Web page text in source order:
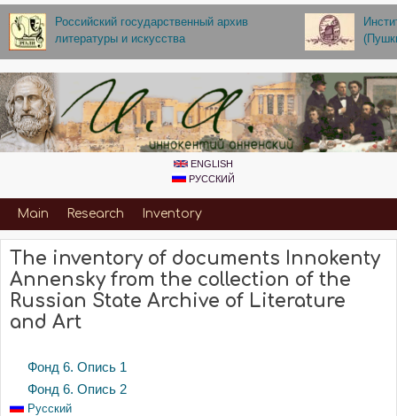
Skip to main content
Российский государственный архив
литературы и искусства
ENGLISH
РУССКИЙ
Primary_for_Annenskiy
Main Research Inventory
The inventory of documents Innokenty
Annensky from the collection of the
Russian State Archive of Literature
and Art
Фонд 6. Опись 1
Фонд 6. Опись 2
Русский